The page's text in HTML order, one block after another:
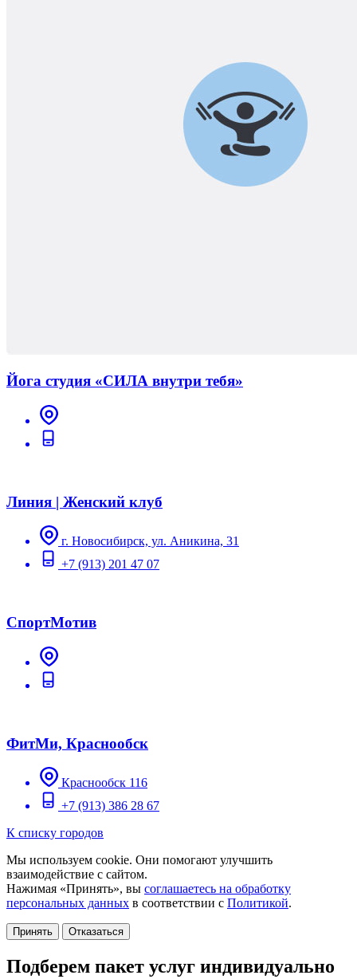
Йога студия «СИЛА внутри тебя»
Линия | Женский клуб
г. Новосибирск, ул. Аникина, 31
+7 (913) 201 47 07
СпортМотив
ФитМи, Краснообск
Краснообск 116
+7 (913) 386 28 67
К списку городов
Мы используем cookie. Они помогают улучшить
взаимодействие с сайтом.
Нажимая «Принять», вы соглашаетесь на обработку
персональных данных в соответствии с Политикой.
Принять Отказаться
Подберем пакет услуг индивидуально